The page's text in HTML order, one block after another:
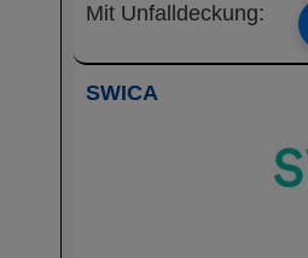
Mit Unfalldeckung:
SWICA